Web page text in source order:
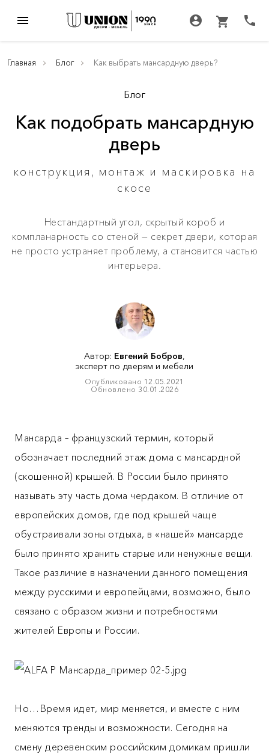
menu account_circle shopping_cart call
Главная Блог Как выбрать мансардную дверь?
Блог
Как подобрать мансардную
дверь
конструкция, монтаж и маскировка на
скосе
Нестандартный угол, скрытый короб и
компланарность со стеной — секрет двери, которая
не просто устраняет проблему, а становится частью
интерьера.
Автор: Евгений Бобров,
эксперт по дверям и мебели
Опубликовано 12.05.2021
Обновлено 30.01.2026
Мансарда – французский термин, который
обозначает последний этаж дома с мансардной
(скошенной) крышей. В России было принято
называть эту часть дома чердаком. В отличие от
европейских домов, где под крышей чаще
обустраивали зоны отдыха, в «нашей» мансарде
было принято хранить старые или ненужные вещи.
Такое различие в назначении данного помещения
между русскими и европейцами, возможно, было
связано с образом жизни и потребностями
жителей Европы и России.
Но…Время идет, мир меняется, и вместе с ним
меняются тренды и возможности. Сегодня на
смену деревенским российским домикам пришли